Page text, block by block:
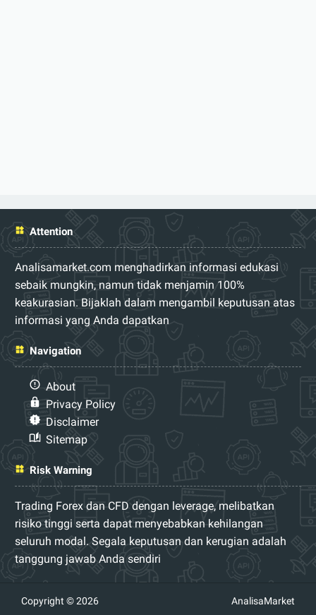
Attention
Analisamarket.com menghadirkan informasi edukasi
sebaik mungkin, namun tidak menjamin 100%
keakurasian. Bijaklah dalam mengambil keputusan atas
informasi yang Anda dapatkan
Navigation
About
Privacy Policy
Disclaimer
Sitemap
Risk Warning
Trading Forex dan CFD dengan leverage, melibatkan
risiko tinggi serta dapat menyebabkan kehilangan
seluruh modal. Segala keputusan dan kerugian adalah
tanggung jawab Anda sendiri
Copyright © 2026 AnalisaMarket